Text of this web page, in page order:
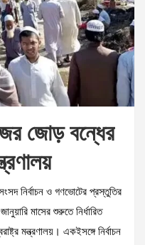
জোড় বন্ধের
নির্বাচন ও গণভোটের প্রস্তুতির
মাসের শুরুতে নির্ধারিত
মন্ত্রণালয়। একইসঙ্গে নির্বাচন